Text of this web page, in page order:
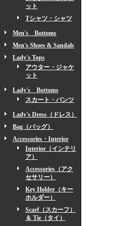
ット
Tシャツ・シャツ
Men's Bottoms
Men's Shoes & Sandals
Lady's Tops
アウター・ジャケ
ット
Lady's Bottoms
スカート・パンツ
Lady's Dress（ドレス）
Bag（バッグ）
Accessories・Interior
Interior（インテリ
ア）
Accessories（アク
セサリー）
Key Holder（キー
ホルダー）
Scarf（スカーフ）
＆ Tie（タイ）